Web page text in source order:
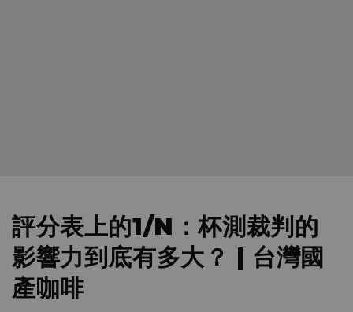
評分表上的1/N：杯測裁判的
影響力到底有多大？ | 台灣國
產咖啡